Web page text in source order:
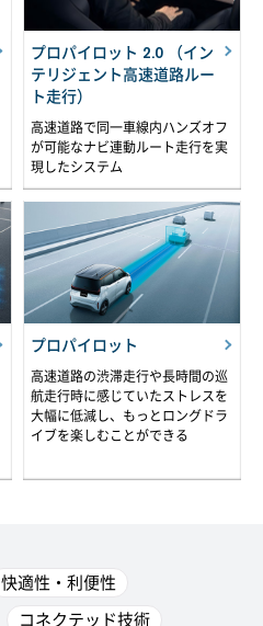
プロパイロット 2.0 （イン
テリジェント高速道路ルー
ト走行）
高速道路で同一車線内ハンズオフ
が可能なナビ連動ルート走行を実
現したシステム
プロパイロット
高速道路の渋滞走行や長時間の巡
航走行時に感じていたストレスを
大幅に低減し、もっとロングドラ
イブを楽しむことができる
快適性・利便性
コネクテッド技術